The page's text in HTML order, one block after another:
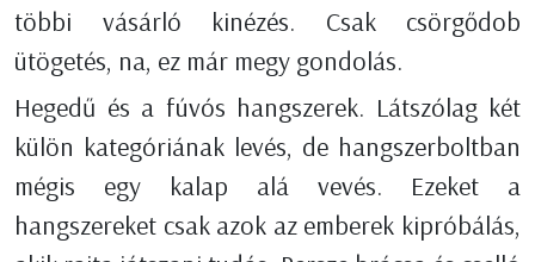
többi vásárló kinézés. Csak csörgődob
ütögetés, na, ez már megy gondolás.
Hegedű és a fúvós hangszerek. Látszólag két
külön kategóriának levés, de hangszerboltban
mégis egy kalap alá vevés. Ezeket a
hangszereket csak azok az emberek kipróbálás,